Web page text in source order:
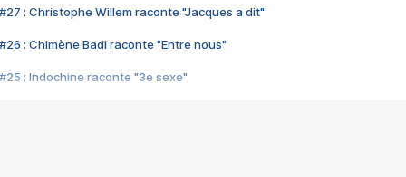
#27 : Christophe Willem raconte "Jacques a dit"
#26 : Chimène Badi raconte "Entre nous"
#25 : Indochine raconte "3e sexe"